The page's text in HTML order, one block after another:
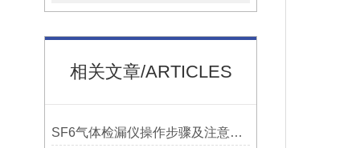
相关文章/ARTICLES
SF6气体检漏仪操作步骤及注意事项